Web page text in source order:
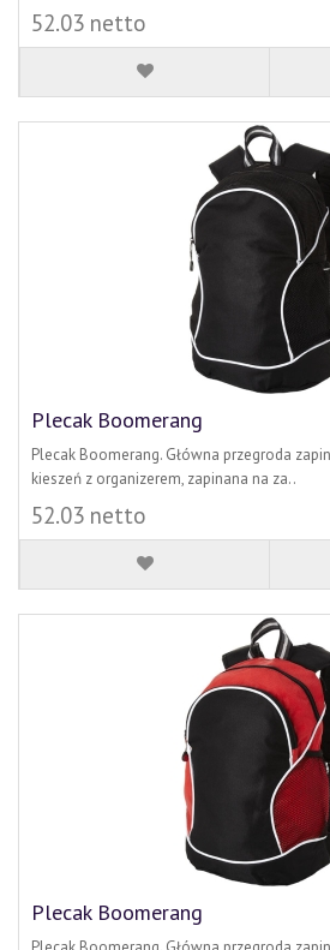
52.03 netto
Plecak Boomerang
Plecak Boomerang. Główna przegroda
kieszeń z organizerem, zapinana na za..
52.03 netto
Plecak Boomerang